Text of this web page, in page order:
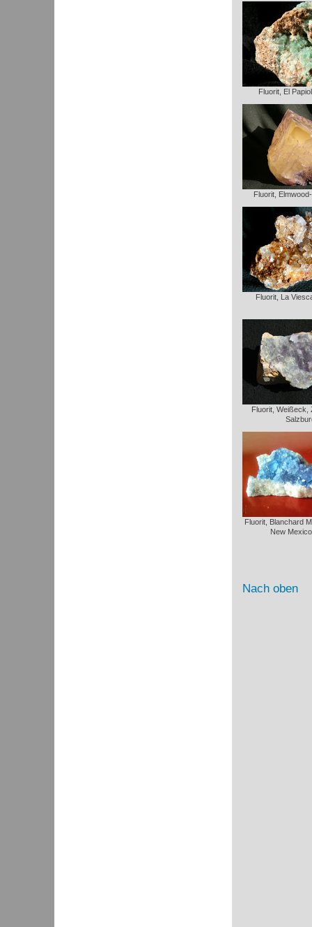
Fluorit, El
Fluorit,
Fluorit, La
Fluorit, Weißeck,
Fluorit, Blanchard
New
Nach oben